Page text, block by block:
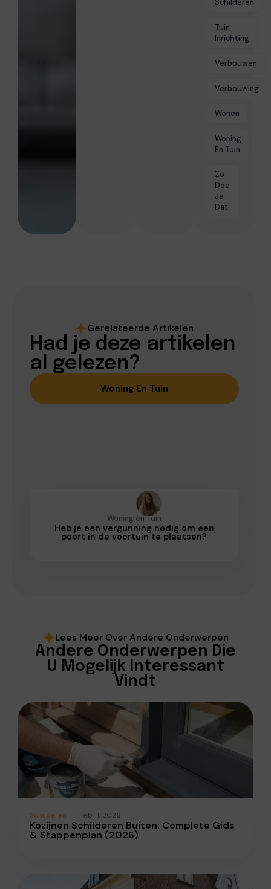
Schilderen
Tuin
Inrichting
Verbouwen
Verbouwing
Wonen
Woning
En Tuin
Zo
Doe
Je
Dat
Gerelateerde Artikelen
Had je deze artikelen
al gelezen?
Woning En Tuin
Woning en Tuin
Heb je een vergunning nodig om een
poort in de voortuin te plaatsen?
Lees Meer Over Andere Onderwerpen
Andere Onderwerpen Die
U Mogelijk Interessant
Vindt
Schilderen Feb 11, 2026
Kozijnen Schilderen Buiten: Complete Gids
& Stappenplan (2026)